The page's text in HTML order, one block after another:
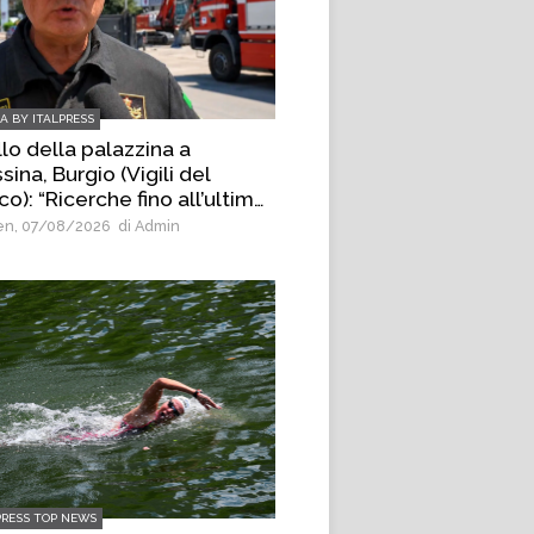
BY ITALPRESS
della palazzina a
Burgio (Vigili del
“Ricerche fino all’ultimo
di materiale”
07/08/2026 di Admin
TOP NEWS